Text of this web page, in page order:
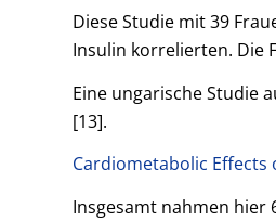
Diese Studie mit 39
Insulin korrelierten. Die
Eine ungarische Studie
[13].
Cardiometabolic Effects
Insgesamt nahmen hier